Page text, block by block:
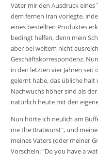
Vater mir den Ausdruck eines
dem fernen Iran vorlegte,
eines bestellten Produktes
bedingt helfen, denn mein
aber bei weitem nicht
Geschäftskorrespondenz.
in den letzten vier Jahren seit
gelernt habe, das übliche
Nachwuchs höher sind als
natürlich heute mit den
Nun hörte ich neulich am
me the Bratwurst", und
meines Vaters (oder meiner
Vorschein: "Do you have a